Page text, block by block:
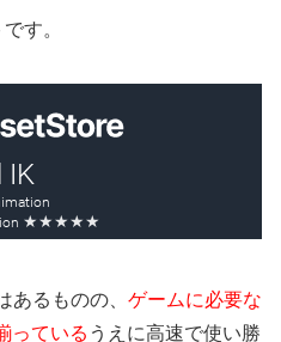
す。
あるものの、 ゲームに必要な
っている うえに高速で使い勝